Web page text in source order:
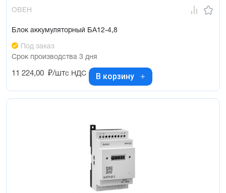
ОВЕН
Блок аккумуляторный БА12-4,8
Под заказ
Срок производства 3 дня
11 224,00 ₽/штс НДС В корзину